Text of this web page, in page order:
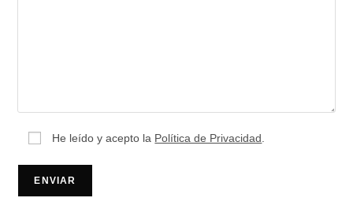
He leído y acepto la Política de Privacidad